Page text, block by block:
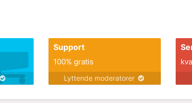
Support
100% gratis
Lyttende moderatorer